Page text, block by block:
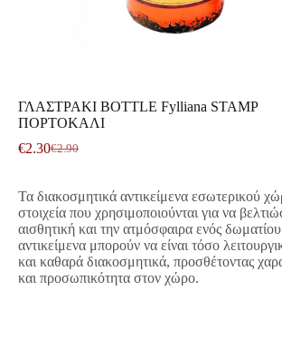
ΓΛΑΣΤΡΑΚΙ BOTTLE Fylliana STAMP
ΠΟΡΤΟΚΑΛΙ
€2.90
Original
€2.90.
€2.30Η
είναι:
€2.30.
Τα διακοσμητικά αντικείμενα εσωτερικού
στοιχεία που χρησιμοποιούνται για να
αισθητική και την ατμόσφαιρα ενός
αντικείμενα μπορούν να είναι τόσο
και καθαρά διακοσμητικά, προσθέτοντας
και προσωπικότητα στον χώρο.